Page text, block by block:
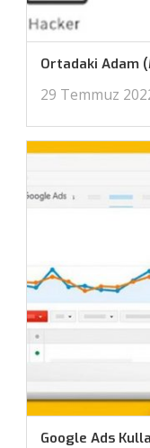
Ortadaki Adam
29 Temmuz
Google Ads